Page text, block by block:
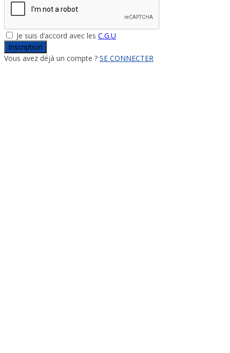
Je suis d’accord avec les C.G.U
Inscription
Vous avez déjà un compte ? SE CONNECTER